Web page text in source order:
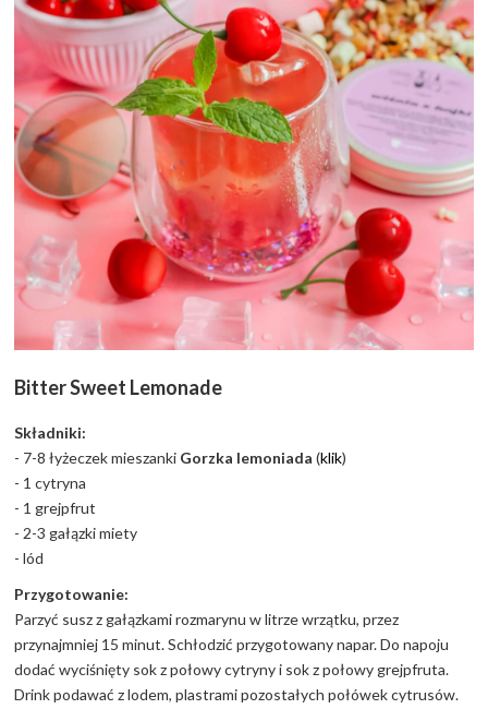
Bitter Sweet Lemonade
Składniki:
- 7-8 łyżeczek mieszanki Gorzka lemoniada(klik)
- 1 cytryna
- 1 grejpfrut
- 2-3 gałązki miety
- lód
Przygotowanie:
Parzyć susz z gałązkami rozmarynu w litrze wrzątku, przez
przynajmniej 15 minut. Schłodzić przygotowany napar. Do napoju
dodać wyciśnięty sok z połowy cytryny i sok z połowy grejpfruta.
Drink podawać z lodem, plastrami pozostałych połówek cytrusów.